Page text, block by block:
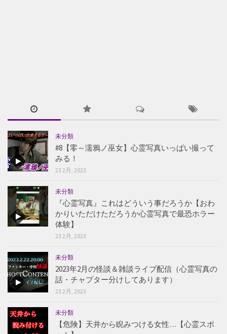
未分類
#8【零～濡鴉ノ巫女】心霊写真いっぱい撮って
みる！
23 2月, 2023
未分類
『心霊写真』これはどういう事だろうか【おわ
かりいただけただろうか心霊写真で最恐ホラー
体験】
23 2月, 2023
未分類
2023年2月の怪談＆雑談ライブ配信（心霊写真の
話・チャプター分けしてあります）
23 2月, 2023
未分類
【危険】天井から睨みつける女性…【心霊スポ